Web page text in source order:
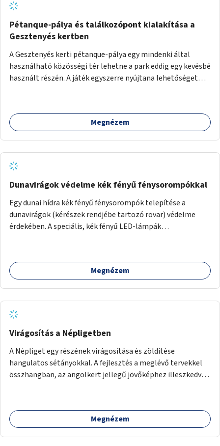
Pétanque-pálya és találkozópont kialakítása a
Gesztenyés kertben
A Gesztenyés kerti pétanque-pálya egy mindenki által
használható közösségi tér lehetne a park eddig egy kevésbé
használt részén. A játék egyszerre nyújtana lehetőséget
autizmussal vagy demenciával élő emberek számára is.
Megnézem
Dunavirágok védelme kék fényű fénysorompókkal
Egy dunai hídra kék fényű fénysorompók telepítése a
dunavirágok (kérészek rendjébe tartozó rovar) védelme
érdekében. A speciális, kék fényű LED-lámpák
repüljenek, és ott rakják le petéiket.
Megnézem
Virágosítás a Népligetben
A Népliget egy részének virágosítása és zöldítése
hangulatos sétányokkal. A fejlesztés a meglévő tervekkel
összhangban, az angolkert jellegű jövőképhez illeszkedve
Megnézem